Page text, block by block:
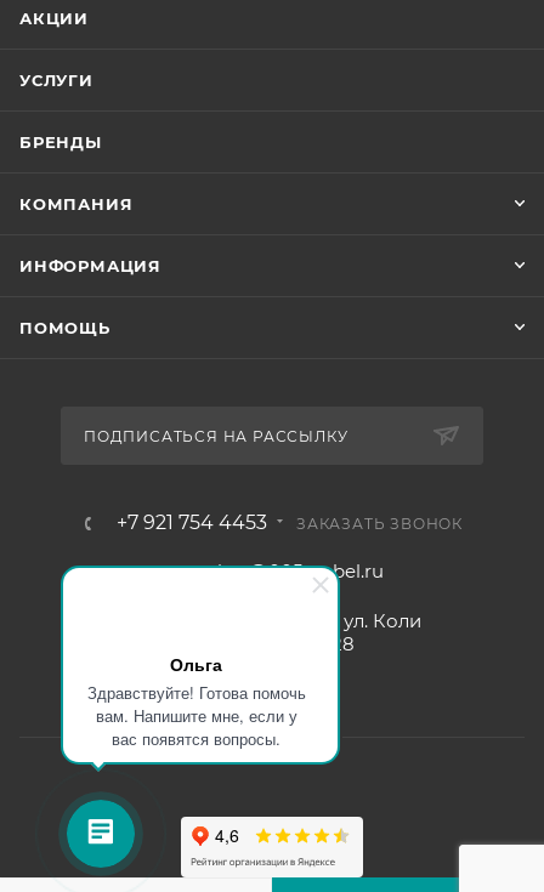
Ольга
Здравствуйте! Готова помочь
вам. Напишите мне, если у
вас появятся вопросы.
АКЦИИ
УСЛУГИ
БРЕНДЫ
КОМПАНИЯ
ИНФОРМАЦИЯ
ПОМОЩЬ
ПОДПИСАТЬСЯ НА РАССЫЛКУ
+7 921 754 4453 ЗАКАЗАТЬ ЗВОНОК
zakaz@005mebel.ru
г. Санкт-Петербург, ул. Коли
Томчака д. 28